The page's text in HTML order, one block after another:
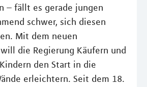
– fällt es gerade jungen
schwer, sich diesen
Mit dem neuen
die Regierung Käufern und
den Start in die
erleichtern. Seit dem 18.